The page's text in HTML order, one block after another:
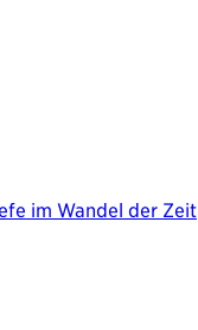
im Wandel der Zeit